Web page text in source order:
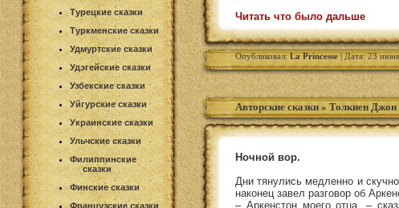
Турецкие сказки
Туркменские сказки
Удмуртские сказки
Удэгейские сказки
Узбекские сказки
Уйгурские сказки
Украинские сказки
Ульчские сказки
Филиппинские
сказки
Финские сказки
Французские сказки
Читать что было дальше
Опубликовал:La Princesse| Дата: 23
Авторские сказки » Толкиен Джон
Ночной вор.
Дни тянулись медленно и
наконец завел разговор об
– Аркенстон моего отца, –